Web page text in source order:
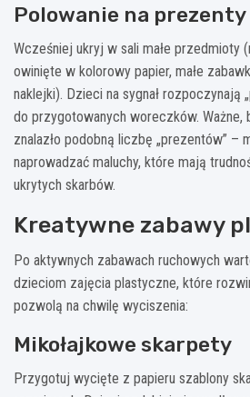
Polowanie na prezenty
Wcześniej ukryj w sali małe przedmioty
owinięte w kolorowy papier, małe
naklejki). Dzieci na sygnał rozpoczynają
do przygotowanych woreczków. Ważne,
znalazło podobną liczbę „prezentów” –
naprowadzać maluchy, które mają
ukrytych skarbów.
Kreatywne zabawy
Po aktywnych zabawach ruchowych
dzieciom zajęcia plastyczne, które
pozwolą na chwilę wyciszenia:
Mikołajkowe skarpety
Przygotuj wycięte z papieru szablony